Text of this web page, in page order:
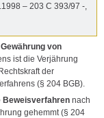
– 203 C 393/97 -,
von
ist die Verjährung
der
(§ 204 BGB).
Beweisverfahren nach
gehemmt (§ 204